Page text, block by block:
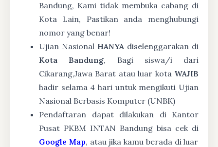
Bandung, Kami tidak membuka cabang di
Kota Lain, Pastikan anda menghubungi
nomor yang benar!
Ujian Nasional HANYA diselenggarakan di
Kota Bandung, Bagi siswa/i dari
Cikarang,Jawa Barat atau luar kota WAJIB
hadir selama 4 hari untuk mengikuti Ujian
Nasional Berbasis Komputer (UNBK)
Pendaftaran dapat dilakukan di Kantor
Pusat PKBM INTAN Bandung bisa cek di
Google Map, atau jika kamu berada di luar